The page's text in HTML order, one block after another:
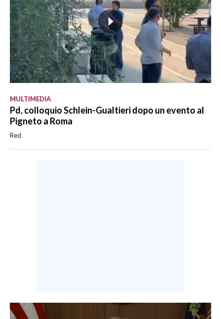
MULTIMEDIA
Pd, colloquio Schlein-Gualtieri dopo un evento al
Pigneto a Roma
Red